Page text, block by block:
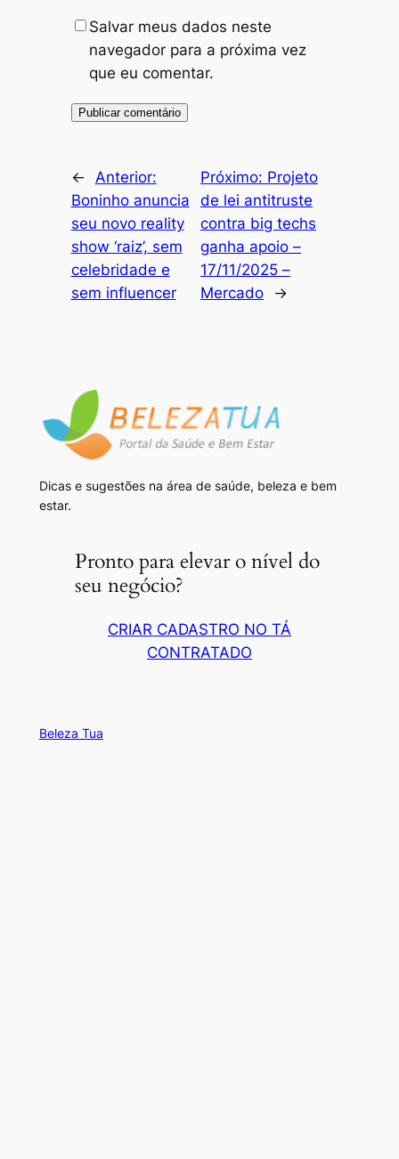
Salvar meus dados neste
navegador para a próxima vez
que eu comentar.
←
Anterior:
Boninho anuncia
seu novo reality
show ‘raiz’, sem
celebridade e
sem influencer
Próximo: Projeto
de lei antitruste
contra big techs
ganha apoio –
17/11/2025 –
Mercado
→
Dicas e sugestões na área de saúde, beleza e bem
estar.
Pronto para elevar o nível do
seu negócio?
CRIAR CADASTRO NO TÁ
CONTRATADO
Beleza Tua